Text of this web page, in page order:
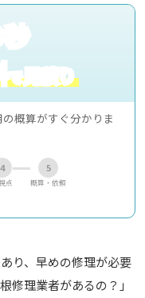
で見積り
概算がすぐ分かりま
4
点
5
概算・依頼
り、早めの修理が必要
修理業者があるの？」